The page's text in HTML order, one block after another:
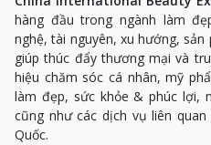
hàng đầu trong ngành làm
nghệ, tài nguyên, xu hướng,
giúp thúc đẩy thương mại và
hiệu chăm sóc cá nhân, mỹ
làm đẹp, sức khỏe & phúc lợi,
cũng như các dịch vụ liên
Quốc.